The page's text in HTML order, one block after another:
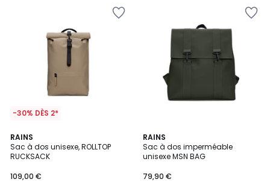
-30% DÈS 2*
RAINS
Sac à dos unisexe, ROLLTOP
RUCKSACK
109,00 €
RAINS
Sac à dos imperméable
unisexe MSN BAG
79,90 €